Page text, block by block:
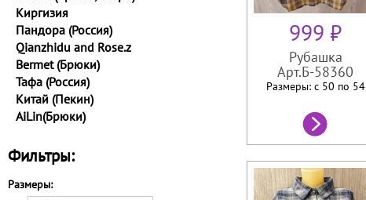
Киргизия
Пандора (Россия)
Qianzhidu and Rose.z
Bermet (Брюки)
Тафа (Россия)
Китай (Пекин)
AiLin(Брюки)
Фильтры:
Размеры:
999 ₽
Рубашка
Арт.Б-58360
Размеры: с 50 по 54